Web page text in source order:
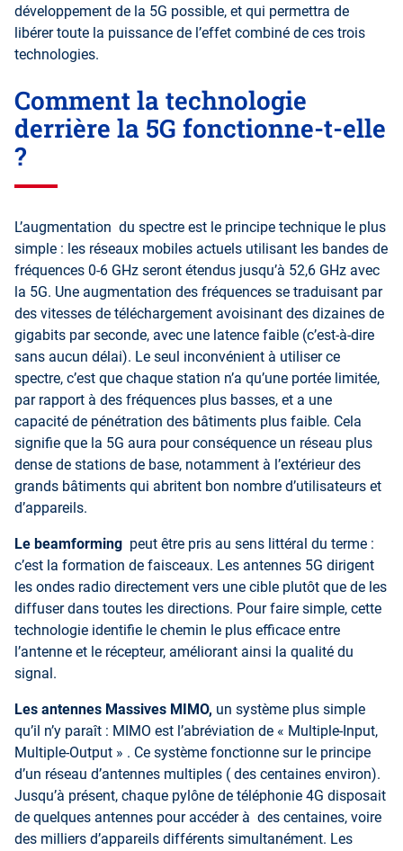
développement de la 5G possible, et qui permettra de
libérer toute la puissance de l’effet combiné de ces trois
technologies.
Comment la technologie
derrière la 5G fonctionne-t-elle
?
L’augmentation du spectre est le principe technique le plus
simple : les réseaux mobiles actuels utilisant les bandes de
fréquences 0-6 GHz seront étendus jusqu’à 52,6 GHz avec
la 5G. Une augmentation des fréquences se traduisant par
des vitesses de téléchargement avoisinant des dizaines de
gigabits par seconde, avec une latence faible (c’est-à-dire
sans aucun délai). Le seul inconvénient à utiliser ce
spectre, c’est que chaque station n’a qu’une portée limitée,
par rapport à des fréquences plus basses, et a une
capacité de pénétration des bâtiments plus faible. Cela
signifie que la 5G aura pour conséquence un réseau plus
dense de stations de base, notamment à l’extérieur des
grands bâtiments qui abritent bon nombre d’utilisateurs et
d’appareils.
Le beamforming peut être pris au sens littéral du terme :
c’est la formation de faisceaux. Les antennes 5G dirigent
les ondes radio directement vers une cible plutôt que de les
diffuser dans toutes les directions. Pour faire simple, cette
technologie identifie le chemin le plus efficace entre
l’antenne et le récepteur, améliorant ainsi la qualité du
signal.
Les antennes Massives MIMO, un système plus simple
qu’il n’y paraît : MIMO est l’abréviation de « Multiple-Input,
Multiple-Output » . Ce système fonctionne sur le principe
d’un réseau d’antennes multiples ( des centaines environ).
Jusqu’à présent, chaque pylône de téléphonie 4G disposait
de quelques antennes pour accéder à des centaines, voire
des milliers d’appareils différents simultanément. Les